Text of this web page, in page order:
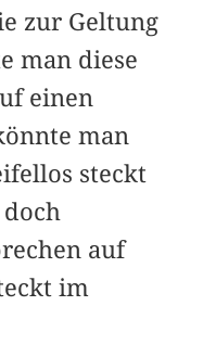
zur Geltung
man diese
einen
man
steckt
auf
im